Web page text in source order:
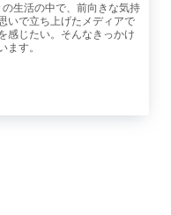
生活の中で、前向きな気持
いで立ち上げたメディアで
感じたい。そんなきっかけ
ます。